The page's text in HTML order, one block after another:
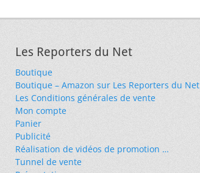
Les Reporters du Net
Boutique
Boutique – Amazon sur Les Reporters du Net
Les Conditions générales de vente
Mon compte
Panier
Publicité
Réalisation de vidéos de promotion …
Tunnel de vente